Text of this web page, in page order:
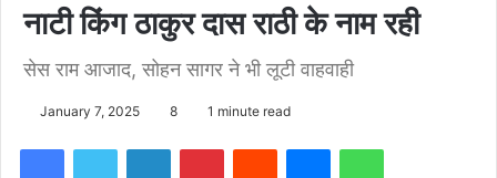
नाटी किंग ठाकुर दास राठी के नाम रही
सेस राम आजाद, सोहन सागर ने भी लूटी वाहवाही
January 7, 2025 8 1 minute read